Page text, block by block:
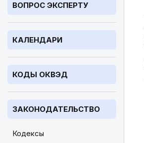
ВОПРОС ЭКСПЕРТУ
КАЛЕНДАРИ
КОДЫ ОКВЭД
ЗАКОНОДАТЕЛЬСТВО
Кодексы